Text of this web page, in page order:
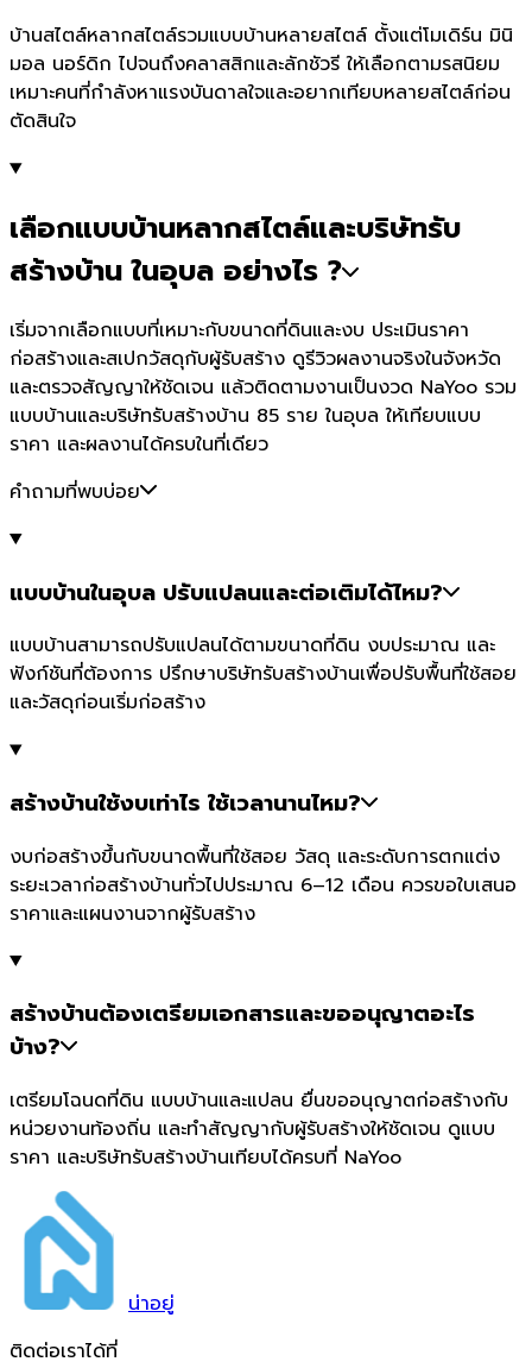
บ้านสไตล์หลากสไตล์รวมแบบบ้านหลายสไตล์ ตั้งแต่โมเดิร์น มินิ
มอล นอร์ดิก ไปจนถึงคลาสสิกและลักชัวรี ให้เลือกตามรสนิยม
เหมาะคนที่กำลังหาแรงบันดาลใจและอยากเทียบหลายสไตล์ก่อน
ตัดสินใจ
เลือกแบบบ้านหลากสไตล์และบริษัทรับ
สร้างบ้าน ในอุบล อย่างไร ?
เริ่มจากเลือกแบบที่เหมาะกับขนาดที่ดินและงบ ประเมินราคา
ก่อสร้างและสเปกวัสดุกับผู้รับสร้าง ดูรีวิวผลงานจริงในจังหวัด
และตรวจสัญญาให้ชัดเจน แล้วติดตามงานเป็นงวด NaYoo รวม
แบบบ้านและบริษัทรับสร้างบ้าน 85 ราย ในอุบล ให้เทียบแบบ
ราคา และผลงานได้ครบในที่เดียว
คำถามที่พบบ่อย
แบบบ้านในอุบล ปรับแปลนและต่อเติมได้ไหม?
แบบบ้านสามารถปรับแปลนได้ตามขนาดที่ดิน งบประมาณ และ
ฟังก์ชันที่ต้องการ ปรึกษาบริษัทรับสร้างบ้านเพื่อปรับพื้นที่ใช้สอย
และวัสดุก่อนเริ่มก่อสร้าง
สร้างบ้านใช้งบเท่าไร ใช้เวลานานไหม?
งบก่อสร้างขึ้นกับขนาดพื้นที่ใช้สอย วัสดุ และระดับการตกแต่ง
ระยะเวลาก่อสร้างบ้านทั่วไปประมาณ 6–12 เดือน ควรขอใบเสนอ
ราคาและแผนงานจากผู้รับสร้าง
สร้างบ้านต้องเตรียมเอกสารและขออนุญาตอะไร
บ้าง?
เตรียมโฉนดที่ดิน แบบบ้านและแปลน ยื่นขออนุญาตก่อสร้างกับ
หน่วยงานท้องถิ่น และทำสัญญากับผู้รับสร้างให้ชัดเจน ดูแบบ
ราคา และบริษัทรับสร้างบ้านเทียบได้ครบที่ NaYoo
น่าอยู่
ติดต่อเราได้ที่